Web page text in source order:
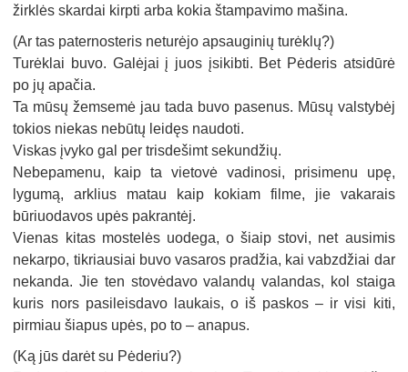
žirklės skardai kirpti arba kokia štampavimo mašina.
(Ar tas paternosteris neturėjo apsauginių turėklų?)
Turėklai buvo. Galėjai į juos įsikibti. Bet Pėderis atsidūrė
po jų apačia.
Ta mūsų žemsemė jau tada buvo pasenus. Mūsų valstybėj
tokios niekas nebūtų leidęs naudoti.
Viskas įvyko gal per trisdešimt sekundžių.
Nebepamenu, kaip ta vietovė vadinosi, prisimenu upę,
lygumą, arklius matau kaip kokiam filme, jie vakarais
būriuodavos upės pakrantėj.
Vienas kitas mostelės uodega, o šiaip stovi, net ausimis
nekarpo, tikriausiai buvo vasaros pradžia, kai vabzdžiai dar
nekanda. Jie ten stovėdavo valandų valandas, kol staiga
kuris nors pasileisdavo laukais, o iš paskos – ir visi kiti,
pirmiau šiapus upės, po to – anapus.
(Ką jūs darėt su Pėderiu?)